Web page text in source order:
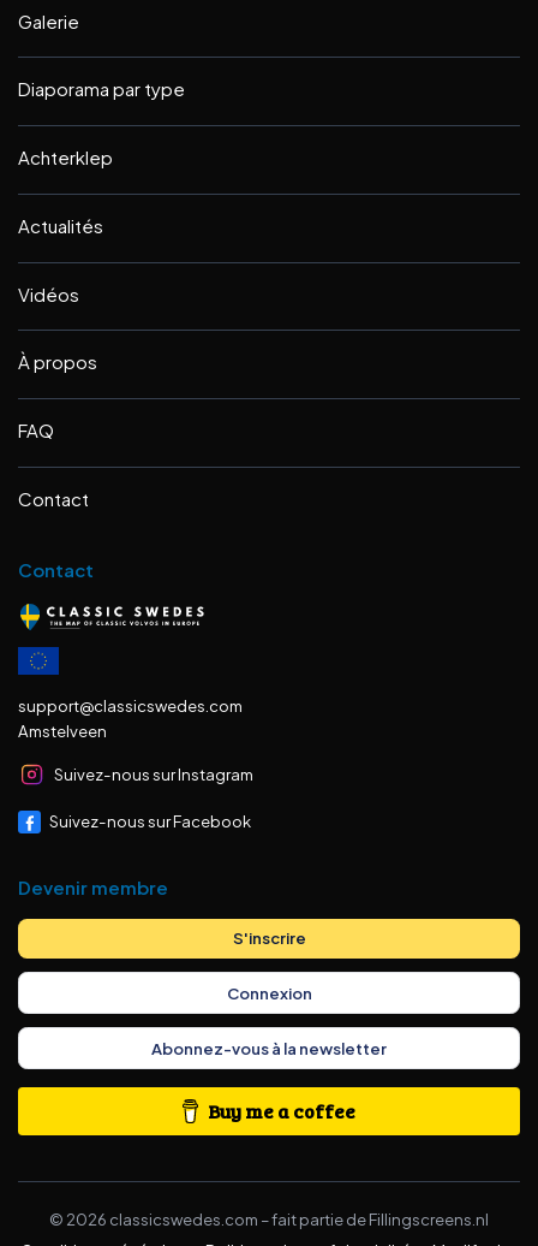
Galerie
Diaporama par type
Achterklep
Actualités
Vidéos
À propos
FAQ
Contact
Contact
support@classicswedes.com
Amstelveen
Suivez-nous sur Instagram
Suivez-nous sur Facebook
Devenir membre
S'inscrire
Connexion
Abonnez-vous à la newsletter
Buy me a coffee
© 2026 classicswedes.com –fait partie deFillingscreens.nl